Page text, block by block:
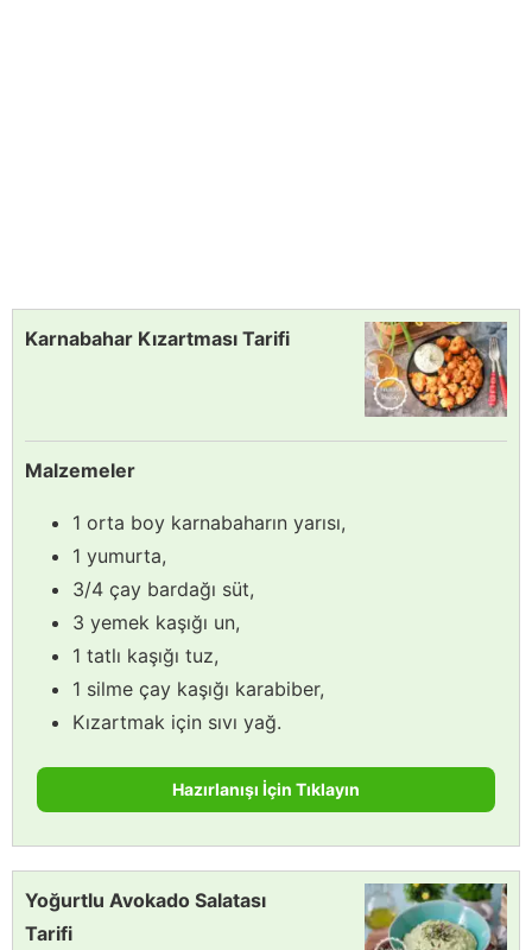
Karnabahar Kızartması Tarifi
Malzemeler
1 orta boy karnabaharın yarısı,
1 yumurta,
3/4 çay bardağı süt,
3 yemek kaşığı un,
1 tatlı kaşığı tuz,
1 silme çay kaşığı karabiber,
Kızartmak için sıvı yağ.
Hazırlanışı İçin Tıklayın
Yoğurtlu Avokado Salatası
Tarifi